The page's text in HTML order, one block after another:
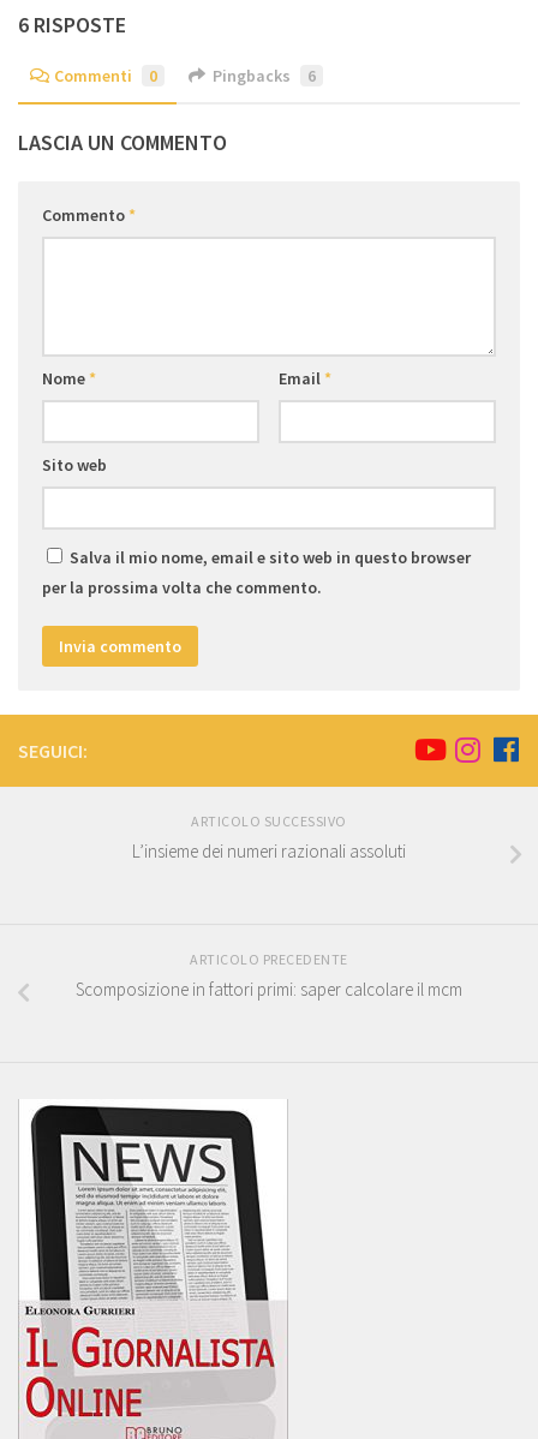
6 RISPOSTE
Commenti 0 Pingbacks 6
LASCIA UN COMMENTO
Commento*
Nome* Email*
Sito web
Salva il mio nome, email e sito web in questo browser
per la prossima volta che commento.
SEGUICI:
ARTICOLO SUCCESSIVO
L’insieme dei numeri razionali assoluti
ARTICOLO PRECEDENTE
Scomposizione in fattori primi: saper calcolare il mcm